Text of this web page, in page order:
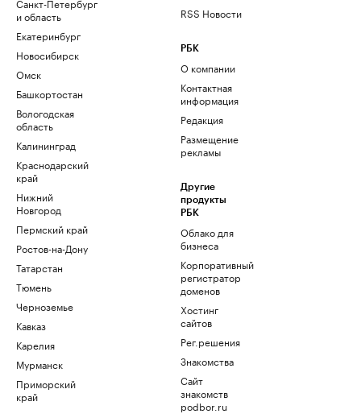
и область
Екатеринбург
Новосибирск
Омск
Башкортостан
Вологодская
область
Калининград
Краснодарский
край
Нижний
Новгород
Пермский край
Ростов-на-Дону
Татарстан
Тюмень
Черноземье
Кавказ
Карелия
Мурманск
Приморский
край
RSS Новости
РБК
О компании
Контактная
информация
Редакция
Размещение
рекламы
Другие
продукты
РБК
Облако для
бизнеса
Корпоративный
регистратор
доменов
Хостинг
сайтов
Рег.решения
Знакомства
Сайт
знакомств
podbor.ru